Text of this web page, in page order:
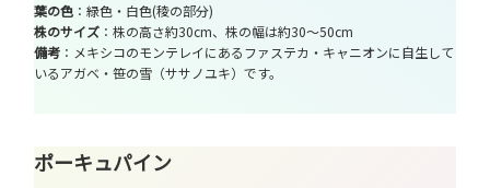
葉の色 ：緑色・白色(稜の部分)
株のサイズ ：株の高さ約30cm、株の幅は約30～50cm
備考 ：メキシコのモンテレイにあるファステカ・キャニオンに自生して
いるアガベ・笹の雪（ササノユキ）です。
ポーキュパイン